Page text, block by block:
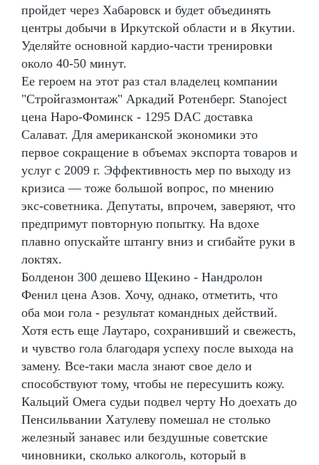
пройдет через Хабаровск и будет объединять
центры добычи в Иркутской области и в Якутии.
Уделяйте основной кардио-части тренировки
около 40-50 минут.
Ее героем на этот раз стал владелец компании
"Стройгазмонтаж" Аркадий Ротенберг. Stanoject
цена Наро-Фоминск - 1295 DAC доставка
Салават. Для американской экономики это
первое сокращение в объемах экспорта товаров и
услуг с 2009 г. Эффективность мер по выходу из
кризиса — тоже большой вопрос, по мнению
экс-советника. Депутаты, впрочем, заверяют, что
предпримут повторную попытку. На вдохе
плавно опускайте штангу вниз и сгибайте руки в
локтях.
Болденон 300 дешево Щекино - Нандролон
Фенил цена Азов. Хочу, однако, отметить, что
оба мои гола - результат командных действий.
Хотя есть еще Лаутаро, сохранивший и свежесть,
и чувство гола благодаря успеху после выхода на
замену. Все-таки масла знают свое дело и
способствуют тому, чтобы не пересушить кожу.
Кальций Омега судьи подвел черту Но доехать до
Пенсильвании Хатулеву помешал не столько
железный занавес или бездушные советские
чиновники, сколько алкоголь, который в